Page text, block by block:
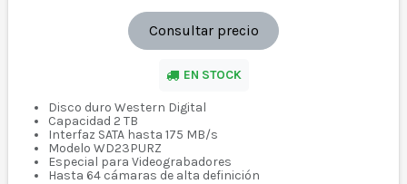
Consultar precio
EN STOCK
Disco duro Western Digital
Capacidad 2 TB
Interfaz SATA hasta 175 MB/s
Modelo WD23PURZ
Especial para Videograbadores
Hasta 64 cámaras de alta definición